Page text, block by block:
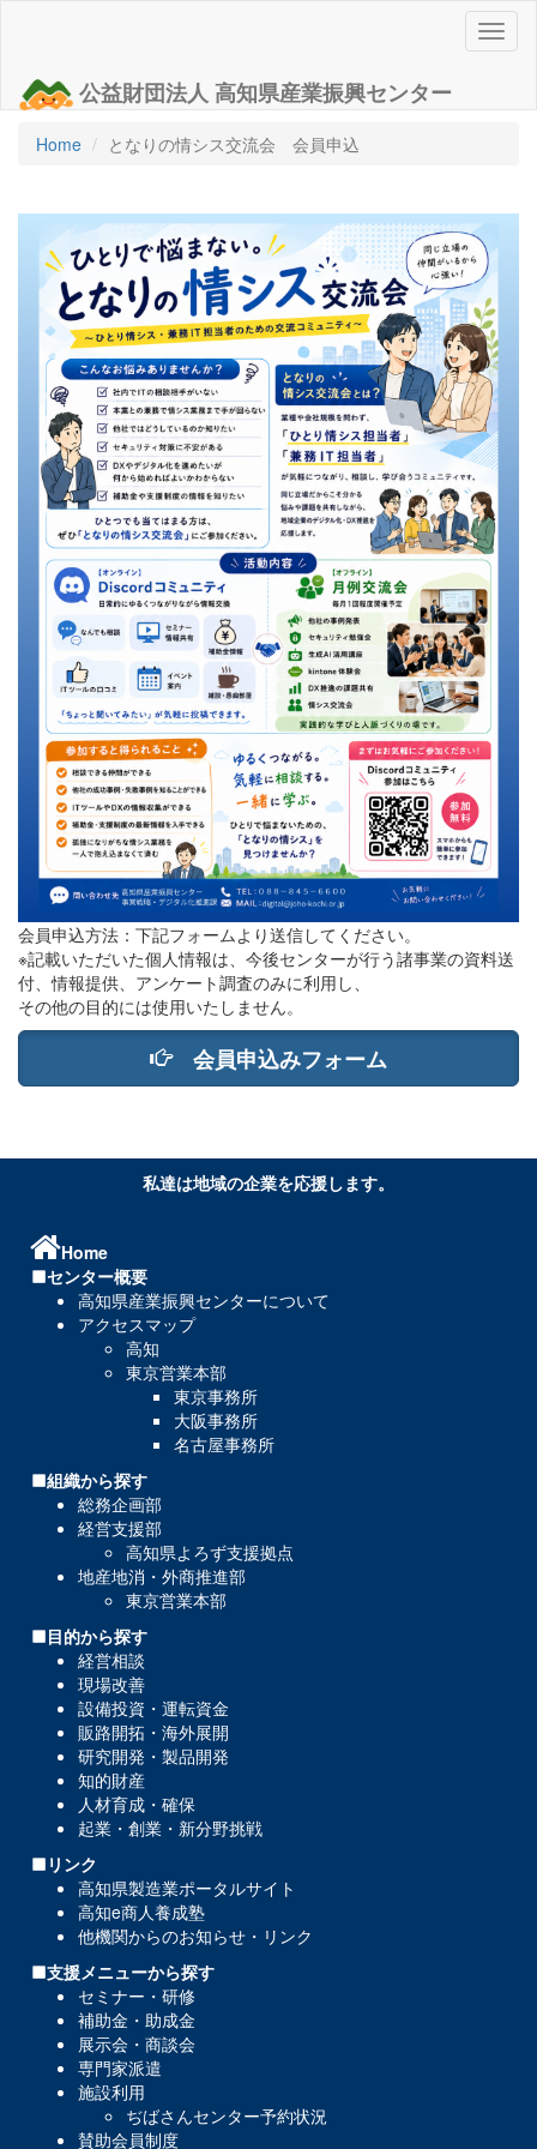
公益財団法人 高知県産業振興センター
Home となりの情シス交流会 会員申込
会員申込方法：下記フォームより送信してください。
※記載いただいた個人情報は、今後センターが行う諸事業の資料送
付、情報提供、アンケート調査のみに利用し、
その他の目的には使用いたしません。
会員申込みフォーム
私達は地域の企業を応援します。
Home
センター概要
高知県産業振興センターについて
アクセスマップ
高知
東京営業本部
東京事務所
大阪事務所
名古屋事務所
組織から探す
総務企画部
経営支援部
高知県よろず支援拠点
地産地消・外商推進部
東京営業本部
目的から探す
経営相談
現場改善
設備投資・運転資金
販路開拓・海外展開
研究開発・製品開発
知的財産
人材育成・確保
起業・創業・新分野挑戦
リンク
高知県製造業ポータルサイト
高知e商人養成塾
他機関からのお知らせ・リンク
支援メニューから探す
セミナー・研修
補助金・助成金
展示会・商談会
専門家派遣
施設利用
ぢばさんセンター予約状況
賛助会員制度